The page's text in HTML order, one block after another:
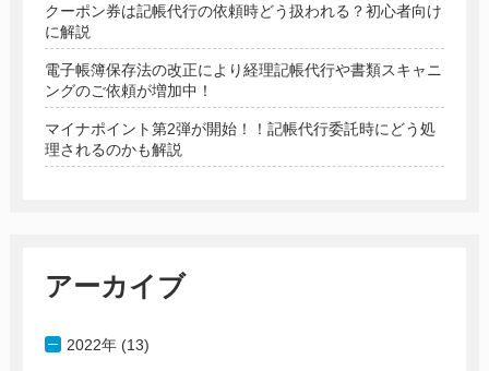
クーポン券は記帳代行の依頼時どう扱われる？初心者向け
に解説
電子帳簿保存法の改正により経理記帳代行や書類スキャニ
ングのご依頼が増加中！
マイナポイント第2弾が開始！！記帳代行委託時にどう処
理されるのかも解説
アーカイブ
2022年 (13)